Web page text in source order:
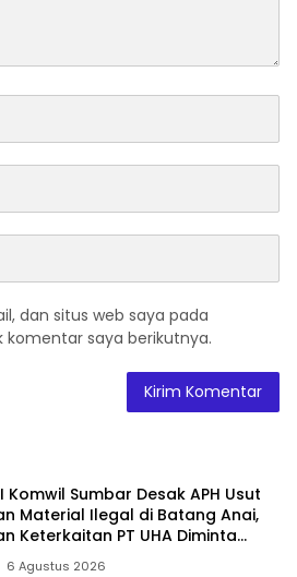
dan situs web saya pada
saya berikutnya.
Komwil Sumbar Desak APH Usut
Material Ilegal di Batang Anai,
Keterkaitan PT UHA Diminta
Tuntas
6 Agustus 2026